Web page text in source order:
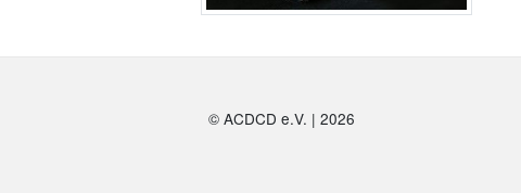
© ACDCD e.V. | 2026